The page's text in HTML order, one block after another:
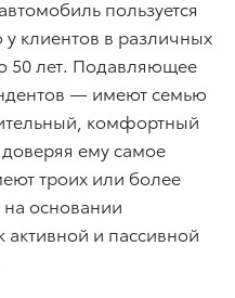
пользуется
клиентов в различных
50 лет. Подавляющее
— имеют семью
комфортный
ему самое
троих или более
основании
активной и пассивной